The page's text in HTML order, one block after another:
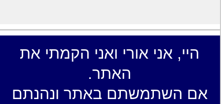
היי, אני אורי ואני הקמתי את
האתר.
אם השתמשתם באתר ונהנתם